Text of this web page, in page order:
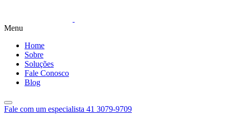
Menu
Home
Sobre
Soluções
Fale Conosco
Blog
Fale com um especialista 41 3079-9709